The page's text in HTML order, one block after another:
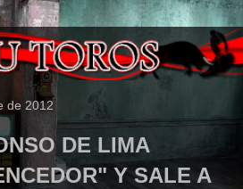
de 2012
DE LIMA
Y SALE A